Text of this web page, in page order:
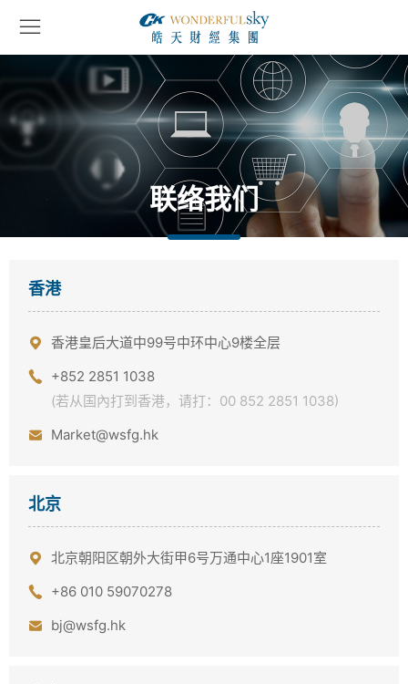
联络我们
香港
香港皇后大道中99号中环中心9楼全层
+852 2851 1038
(若从国內打到香港，请打：00 852 2851 1038)
Market@wsfg.hk
北京
北京朝阳区朝外大街甲6号万通中心1座1901室
+86 010 59070278
bj@wsfg.hk